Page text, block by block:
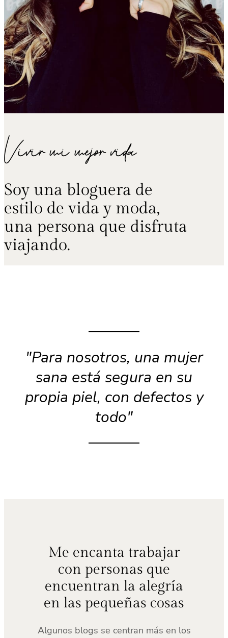
Vivir mi mejor vida
Soy una bloguera de
estilo de vida y moda,
una persona que disfruta
viajando.
"Para nosotros, una mujer
sana está segura en su
propia piel, con defectos y
todo"
Me encanta trabajar
con personas que
encuentran la alegría
en las pequeñas cosas
Algunos blogs se centran más en los